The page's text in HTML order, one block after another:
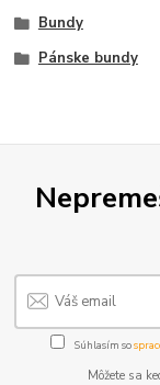
Bundy
Pánske bundy
Súhlasím so
Môžete sa